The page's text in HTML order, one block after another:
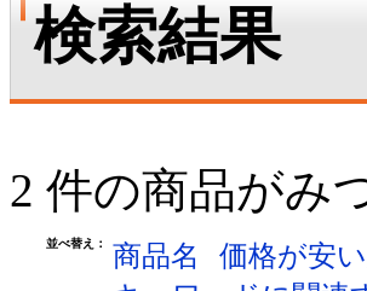
検索結果
2 件の商品がみ
並べ替え： 商品名 価格が安